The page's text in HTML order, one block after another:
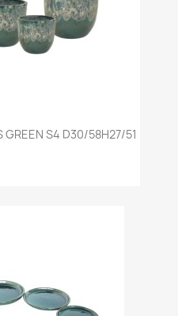
GREEN S4 D30/58H27/51